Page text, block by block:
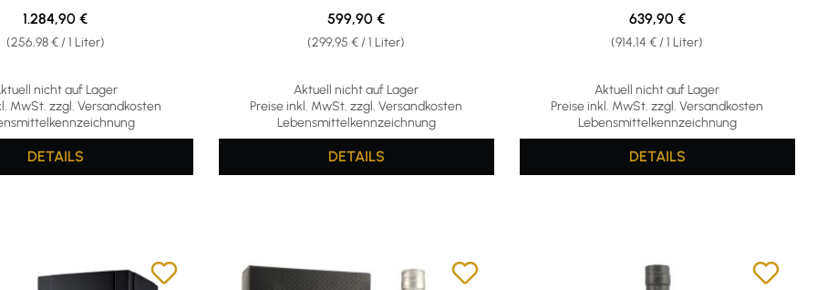
nicht auf Lager
MwSt. zzgl. Versandkosten
(256,98 € / 1 Liter)
Regulärer Preis:
1.284,90 €
DETAILS
Aktuell nicht auf Lager
Preise inkl. MwSt. zzgl. Versandkosten
Lebensmittelkennzeichnung
(299,95 € / 1 Liter)
Regulärer Preis:
599,90 €
DETAILS
Aktuell nicht auf Lager
Preise inkl. MwSt. zzgl. Versandkosten
Lebensmittelkennzeichnung
(914,14 € / 1 Liter)
Regulärer Preis:
639,90 €
DETAILS